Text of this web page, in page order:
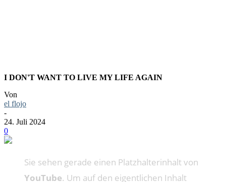
I DON'T WANT TO LIVE MY LIFE AGAIN
Von
el flojo
-
24. Juli 2024
0
Sie sehen gerade einen Platzhalterinhalt von
YouTube. Um auf den eigentlichen Inhalt